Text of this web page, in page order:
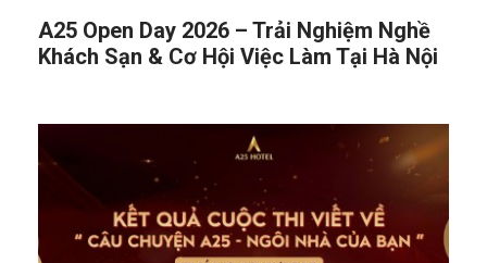
A25 Open Day 2026 – Trải Nghiệm Nghề
Khách Sạn & Cơ Hội Việc Làm Tại Hà Nội